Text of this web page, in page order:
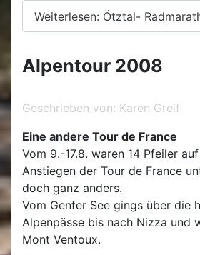
Weiterlesen: Ötztal-
Alpentour 2008
Geschrieben von: Karen Greif
Eine andere Tour de France
Vom 9.-17.8. waren 14 Pfeiler
Anstiegen der Tour de France
doch ganz anders.
Vom Genfer See gings über die
Alpenpässe bis nach Nizza und
Mont Ventoux.